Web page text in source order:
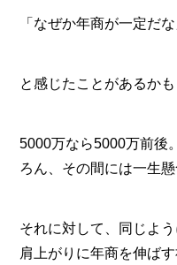
「なぜか年商が一定だな
と感じたことがあるかも
5000万なら5000万前後
ろん、その間には一生懸
それに対して、同じよ
肩上がりに年商を伸ばす